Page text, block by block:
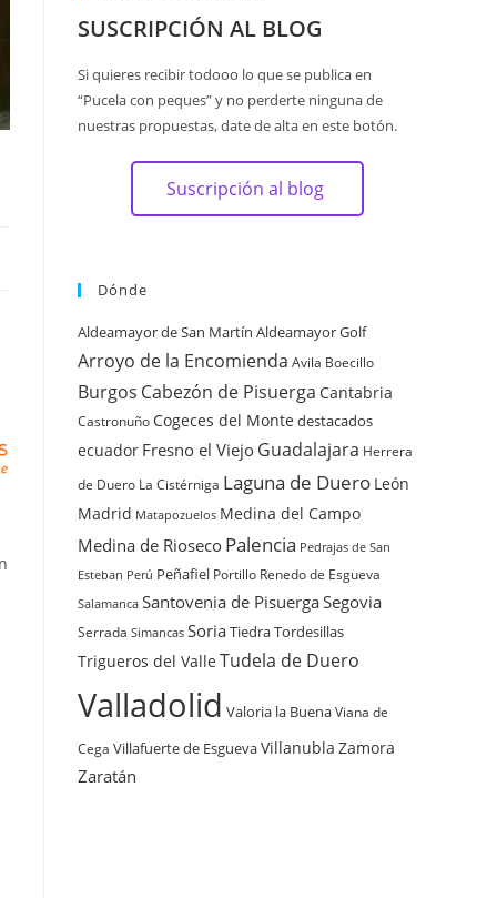
SUSCRIPCIÓN AL BLOG
Si quieres recibir todooo lo que se publica en
“Pucela con peques” y no perderte ninguna de
nuestras propuestas, date de alta en este botón.
Suscripción al blog
Dónde
Aldeamayor de San Martín Aldeamayor Golf
Arroyo de la Encomienda Avila Boecillo
Burgos Cabezón de Pisuerga Cantabria
Castronuño Cogeces del Monte destacados
ecuador Fresno el Viejo Guadalajara Herrera
de Duero La Cistérniga Laguna de Duero León
Madrid Matapozuelos Medina del Campo
Medina de Rioseco Palencia Pedrajas de San
Esteban Perú Peñafiel Portillo Renedo de Esgueva
Salamanca Santovenia de PisuergaSegovia
Serrada Simancas SoriaTiedraTordesillas
Trigueros del Valle Tudela de Duero
Valladolid Valoria la Buena Viana de
Cega Villafuerte de EsguevaVillanubla Zamora
Zaratán